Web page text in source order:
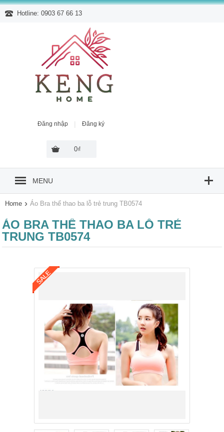
Hotline: 0903 67 66 13
0₫
Đăng nhập | Đăng ký
MENU
Home › Áo Bra thể thao ba lỗ trẻ trung TB0574
ÁO BRA THỂ THAO BA LỖ TRẺ
TRUNG TB0574